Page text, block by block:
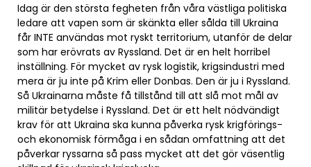
Idag är den största fegheten från våra västliga politiska
ledare att vapen som är skänkta eller sålda till Ukraina
får INTE användas mot ryskt territorium, utanför de delar
som har erövrats av Ryssland. Det är en helt horribel
inställning. För mycket av rysk logistik, krigsindustri med
mera är ju inte på Krim eller Donbas. Den är ju i Ryssland.
Så Ukrainarna måste få tillstånd till att slå mot mål av
militär betydelse i Ryssland. Det är ett helt nödvändigt
krav för att Ukraina ska kunna påverka rysk krigförings-
och ekonomisk förmåga i en sådan omfattning att det
påverkar ryssarna så pass mycket att det gör väsentlig